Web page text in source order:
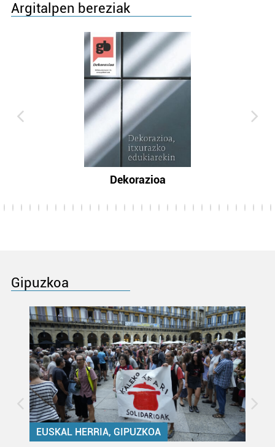
Argitalpen bereziak
Dekorazioa
Gipuzkoa
EUSKAL HERRIA, GIPUZKOA